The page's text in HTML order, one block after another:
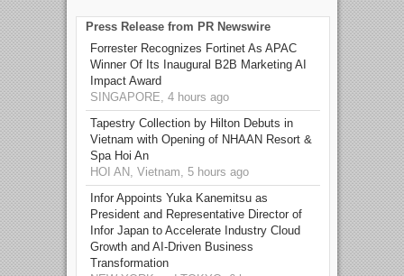
Press Release from PR Newswire
Forrester Recognizes Fortinet As APAC
Winner Of Its Inaugural B2B Marketing AI
Impact Award
SINGAPORE, 4 hours ago
Tapestry Collection by Hilton Debuts in
Vietnam with Opening of NHAAN Resort &
Spa Hoi An
HOI AN, Vietnam, 5 hours ago
Infor Appoints Yuka Kanemitsu as
President and Representative Director of
Infor Japan to Accelerate Industry Cloud
Growth and AI-Driven Business
Transformation